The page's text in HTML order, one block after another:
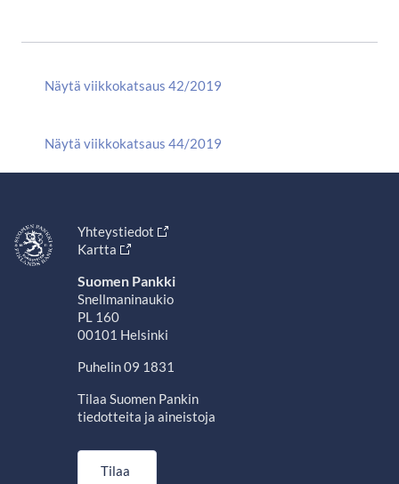
Näytä viikkokatsaus 42/2019
Näytä viikkokatsaus 44/2019
Yhteystiedot
Kartta
Suomen Pankki
Snellmaninaukio
PL 160
00101 Helsinki
Puhelin 09 1831
Tilaa Suomen Pankin
tiedotteita ja aineistoja
Tilaa